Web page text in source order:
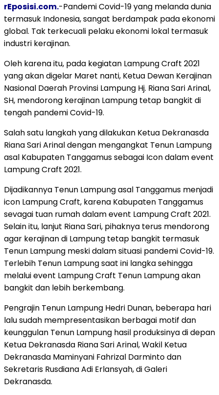
rEposisi.com.-Pandemi Covid-19 yang melanda dunia
termasuk Indonesia, sangat berdampak pada ekonomi
global. Tak terkecuali pelaku ekonomi lokal termasuk
industri kerajinan.
Oleh karena itu, pada kegiatan Lampung Craft 2021
yang akan digelar Maret nanti, Ketua Dewan Kerajinan
Nasional Daerah Provinsi Lampung Hj. Riana Sari Arinal,
SH, mendorong kerajinan Lampung tetap bangkit di
tengah pandemi Covid-19.
Salah satu langkah yang dilakukan Ketua Dekranasda
Riana Sari Arinal dengan mengangkat Tenun Lampung
asal Kabupaten Tanggamus sebagai Icon dalam event
Lampung Craft 2021.
Dijadikannya Tenun Lampung asal Tanggamus menjadi
icon Lampung Craft, karena Kabupaten Tanggamus
sevagai tuan rumah dalam event Lampung Craft 2021.
Selain itu, lanjut Riana Sari, pihaknya terus mendorong
agar kerajinan di Lampung tetap bangkit termasuk
Tenun Lampung meski dalam situasi pandemi Covid-19.
Terlebih Tenun Lampung saat ini langka sehingga
melalui event Lampung Craft Tenun Lampung akan
bangkit dan lebih berkembang.
Pengrajin Tenun Lampung Hedri Dunan, beberapa hari
lalu sudah mempresentasikan berbagai motif dan
keunggulan Tenun Lampung hasil produksinya di depan
Ketua Dekranasda Riana Sari Arinal, Wakil Ketua
Dekranasda Maminyani Fahrizal Darminto dan
Sekretaris Rusdiana Adi Erlansyah, di Galeri
Dekranasda.